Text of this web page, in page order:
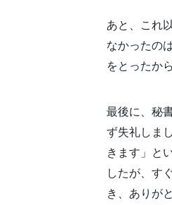
あと、これ
なかったの
をとったか
最後に、秘
ず失礼しま
きます」と
したが、す
き、ありが